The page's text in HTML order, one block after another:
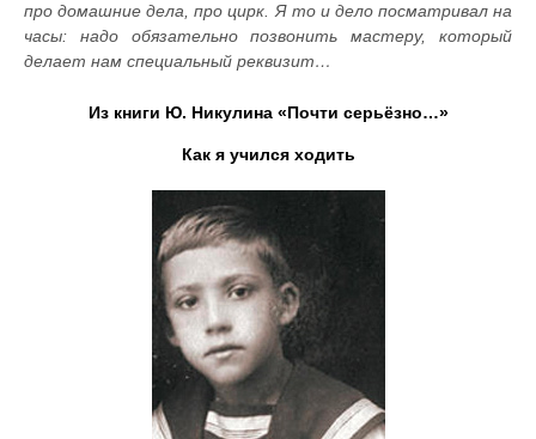
про домашние дела, про цирк. Я то и дело посматривал на
часы: надо обязательно позвонить мастеру, который
делает нам специальный реквизит…
Из книги Ю. Никулина «Почти серьёзно…»
Как я учился ходить